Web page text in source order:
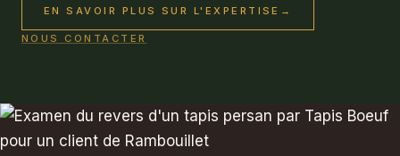
EN SAVOIR PLUS SUR L'EXPERTISE →
NOUS CONTACTER